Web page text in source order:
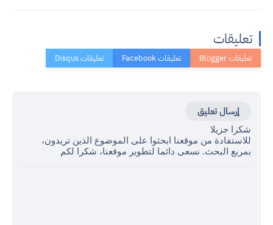
تعليقات
إرسال تعليق
شكرا جزيلا
للاستفادة من موقعنا ابحثوا على الموضوع الذين تريدون،
بمربع البحث. نسعى دائما لتطوير موقعنا، شكرا لكم